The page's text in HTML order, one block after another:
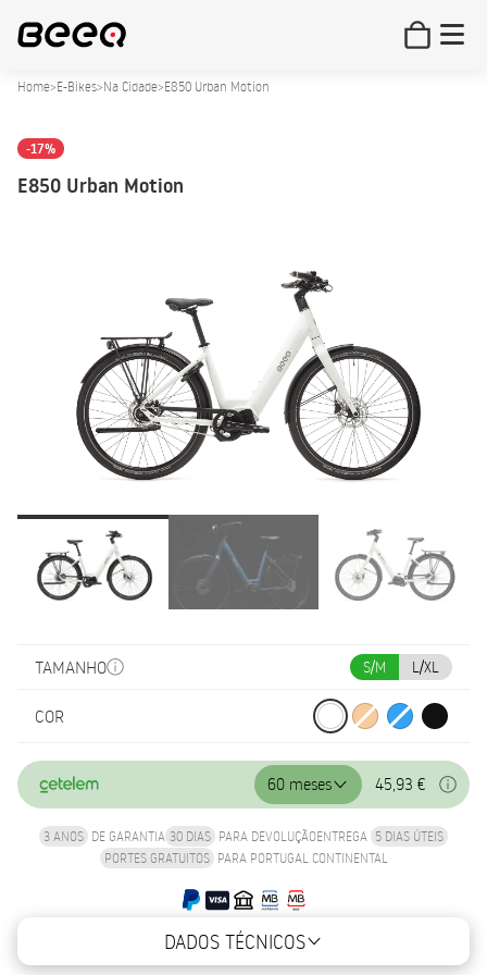
Home>E-Bikes>Na Cidade>E850 Urban Motion
-17%
E850 Urban Motion
TAMANHO S/M L/XL
COR
60 meses 45,93 €
3 ANOS DE GARANTIA 30 DIAS PARA DEVOLUÇÃOENTREGA 5 DIAS ÚTEIS
PORTES GRATUITOS PARA PORTUGAL CONTINENTAL
DADOS TÉCNICOS